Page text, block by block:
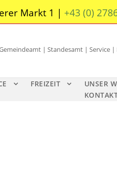
Markt 1 | +43 (0)
| Standesamt | Service |
FREIZEIT
UNSER